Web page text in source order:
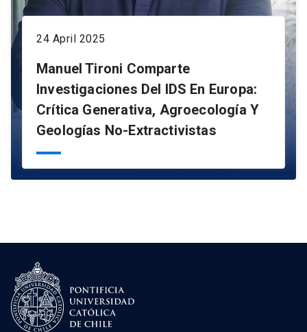
24 April 2025
Manuel Tironi Comparte
Investigaciones Del IDS En Europa:
Crítica Generativa, Agroecología Y
Geologías No-Extractivistas